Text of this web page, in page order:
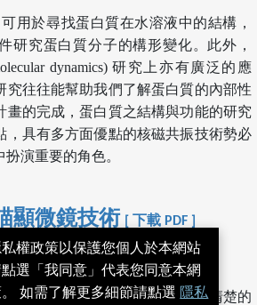
用於尋找蛋白質在水溶液中的結構，
研究蛋白質分子的構形變化。此外，
dynamics) 研究上亦有廣泛的應
究往往能幫助我們了解蛋白質的內部性
畫的完成，蛋白質之結構與功能的研究
，具有多方面優點的核磁共振技術勢必
演重要的角色。
顯微鏡技術 [ 下載 PDF ]
功能為去除雜訊，而讓我們能夠清楚的
權政策以保護您個人於本網站
選「我同意」代表您同意本網
如需了解更多細節請點選 隱私